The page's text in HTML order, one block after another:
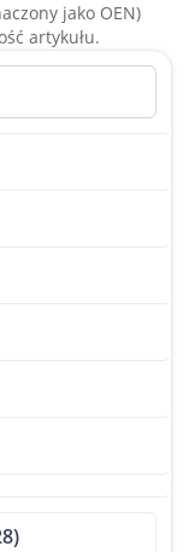
jako OEN)
artykułu.